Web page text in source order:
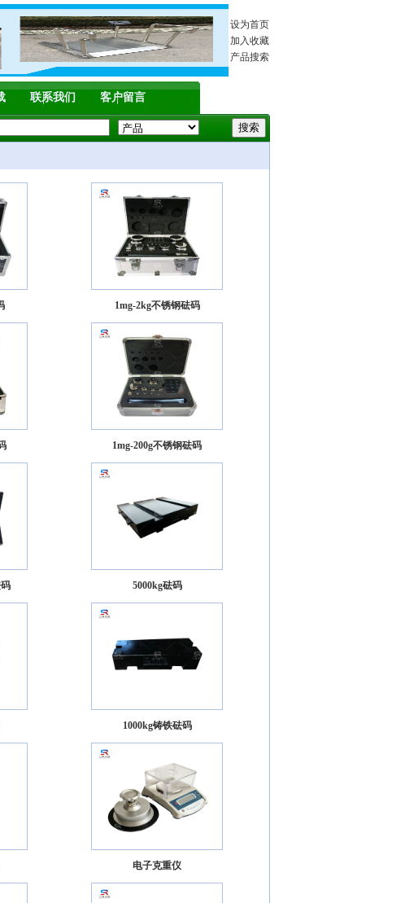
设为首页
加入收藏
产品搜索
联系我们 客户留言
1mg-2kg不锈钢砝码
1mg-200g不锈钢砝码
5000kg砝码
1000kg铸铁砝码
电子克重仪